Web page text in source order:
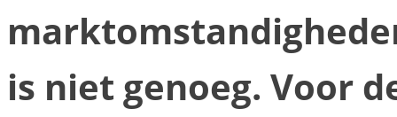
is niet genoeg. Voor